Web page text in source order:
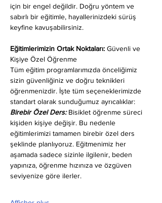
için bir engel değildir. Doğru yöntem ve
sabırlı bir eğitimle, hayallerinizdeki sürüş
keyfine kavuşabilirsiniz.
Eğitimlerimizin Ortak Noktaları: Güvenli ve
Kişiye Özel Öğrenme
Tüm eğitim programlarımızda önceliğimiz
sizin güvenliğiniz ve doğru teknikleri
öğrenmenizdir. İşte tüm seçeneklerimizde
standart olarak sunduğumuz ayrıcalıklar:
Birebir Özel Ders: Bisiklet öğrenme süreci
kişiden kişiye değişir. Bu nedenle
eğitimlerimizi tamamen birebir özel ders
şeklinde planlıyoruz. Eğitmenimiz her
aşamada sadece sizinle ilgilenir, beden
yapınıza, öğrenme hızınıza ve özgüven
seviyenize göre ilerler.